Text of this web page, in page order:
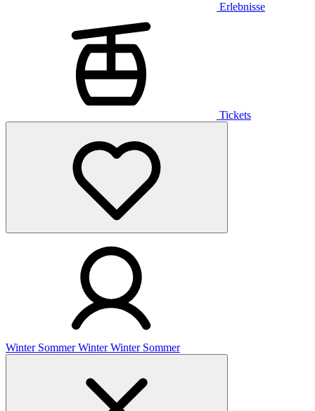
Erlebnisse
Tickets
Winter Sommer Winter Winter Sommer